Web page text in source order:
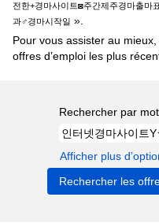
전한+경마사이트◙주간제주경마출
과♂경마시작일 ».
Pour vous assister au
offres d’emploi les plus
Rechercher par
Afficher plus